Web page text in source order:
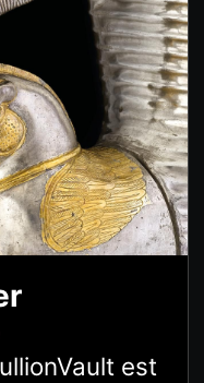
est